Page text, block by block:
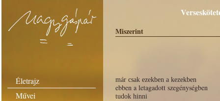
Életrajz
Művei
Miszerint
már csak ezekben a kezekben
ebben a letagadott szegénységben
tudok hinni